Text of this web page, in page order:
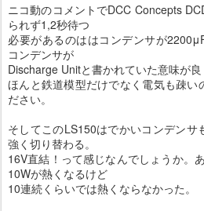
ニコ動のコメントでDCC Concepts
られず1,2秒待つ
必要があるのははコンデンサが
コンデンサが
Discharge Unitと書かれていた意味が良
ほんと鉄道模型だけでなく電気も疎い
ださい。
そしてこのLS150はでかいコンデンサ
強く切り替わる。
16V直結！って感じなんでしょうか。
10Wが熱くなるけど
10連続くらいでは熱くならなかった。